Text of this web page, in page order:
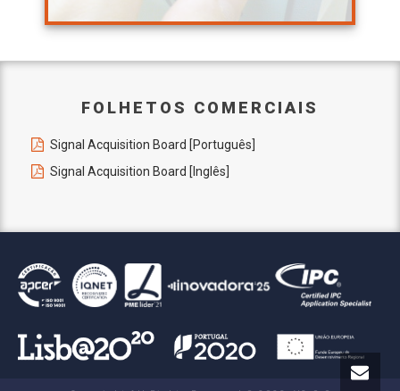
FOLHETOS COMERCIAIS
Signal Acquisition Board [Português]
Signal Acquisition Board [Inglês]